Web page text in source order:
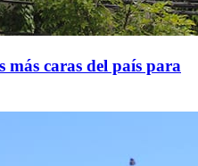
más caras del país para